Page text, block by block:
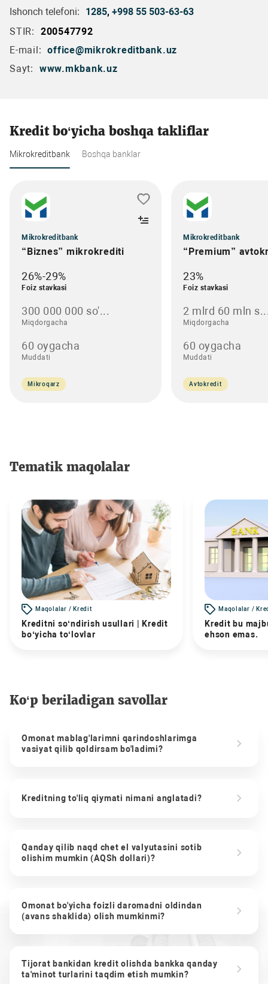
Ishonch telefoni:
1285, +998 55 503-63-63
STIR:
200547792
E-mail: office@mikrokreditbank.uz
Sayt:
www.mkbank.uz
Kredit bo‘yicha boshqa takliflar
Mikrokreditbank Boshqa banklar
Mikrokreditbank
“Biznes” mikrokrediti
26%-29%
Foiz stavkasi
300 000 000 so'...
Miqdorgacha
60 oygacha
Muddati
Mikroqarz
Mikrokreditbank
“Premium”
23%
Foiz stavkasi
2 mlrd 60 mln
Miqdorgacha
60 oygacha
Muddati
Avtokredit
Tematik maqolalar
Maqolalar / Kredit
Kreditni so‘ndirish usullari | Kredit
bo‘yicha to‘lovlar
Maqolalar /
Kredit bu
ehson emas.
Ko‘p beriladigan savollar
Omonat mablag'larimni qarindoshlarimga
vasiyat qilib qoldirsam bo'ladimi?
Kreditning to'liq qiymati nimani anglatadi?
Qanday qilib naqd chet el valyutasini sotib
olishim mumkin (AQSh dollari)?
Omonat bo'yicha foizli daromadni oldindan
(avans shaklida) olish mumkinmi?
Tijorat bankidan kredit olishda bankka qanday
ta'minot turlarini taqdim etish mumkin?